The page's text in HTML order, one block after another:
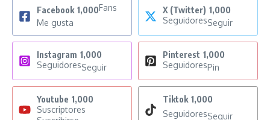
Facebook 1,000Fans
Me gusta
X (Twitter) 1,000
SeguidoresSeguir
Instagram 1,000
SeguidoresSeguir
Pinterest 1,000
SeguidoresPin
Youtube 1,000
Suscriptores
Tiktok 1,000
SeguidoresSeguir